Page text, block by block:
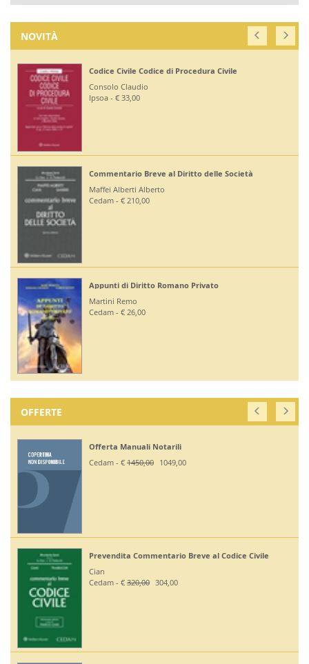
NOVITÀ
Codice Civile Codice di Procedura Civile
Consolo Claudio
Ipsoa - € 33,00
Commentario Breve al Diritto delle Società
Maffei Alberti Alberto
Cedam - € 210,00
Appunti di Diritto Romano Privato
Martini Remo
Cedam - € 26,00
OFFERTE
Offerta Manuali Notarili
Cedam - € 1450,00 1049,00
Prevendita Commentario Breve al Codice Civile
Cian
Cedam - € 320,00 304,00